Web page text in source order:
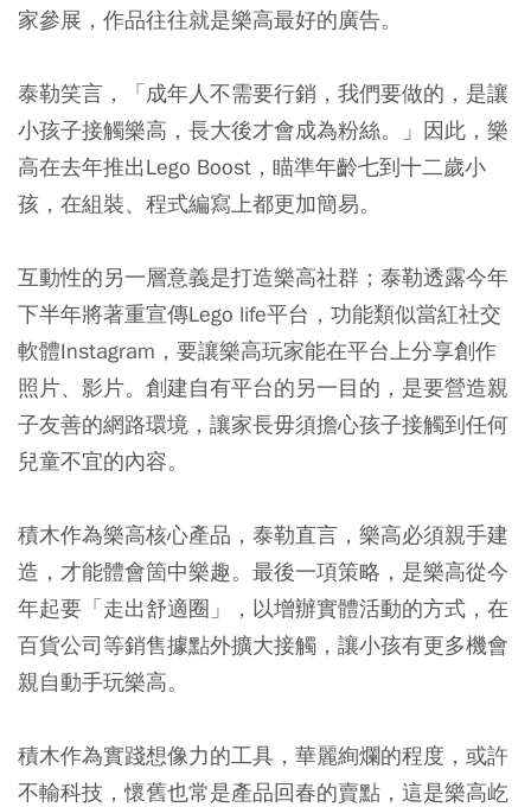
家參展，作品往往就是樂高最好的廣告。
泰勒笑言，「成年人不需要行銷，我們要做的，是讓
小孩子接觸樂高，長大後才會成為粉絲。」因此，樂
高在去年推出Lego Boost，瞄準年齡七到十二歲小
孩，在組裝、程式編寫上都更加簡易。
互動性的另一層意義是打造樂高社群；泰勒透露今年
下半年將著重宣傳Lego life平台，功能類似當紅社交
軟體Instagram，要讓樂高玩家能在平台上分享創作
照片、影片。創建自有平台的另一目的，是要營造親
子友善的網路環境，讓家長毋須擔心孩子接觸到任何
兒童不宜的內容。
積木作為樂高核心產品，泰勒直言，樂高必須親手建
造，才能體會箇中樂趣。最後一項策略，是樂高從今
年起要「走出舒適圈」，以增辦實體活動的方式，在
百貨公司等銷售據點外擴大接觸，讓小孩有更多機會
親自動手玩樂高。
積木作為實踐想像力的工具，華麗絢爛的程度，或許
不輸科技，懷舊也常是產品回春的賣點，這是樂高屹